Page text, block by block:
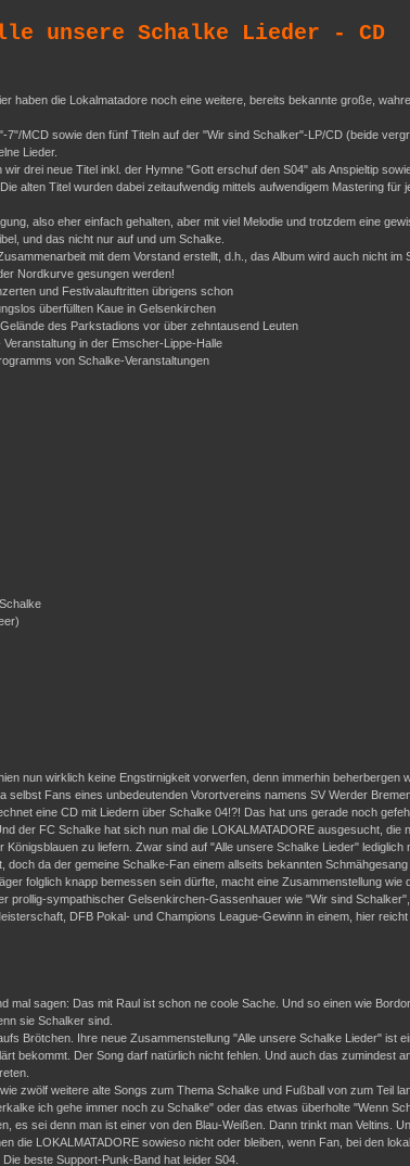
unsere Schalke Lieder - CD
haben die Lokalmatadore noch eine weitere, bereits bekannte große,
MCD sowie den fünf Titeln auf der "Wir sind Schalker"-LP/CD (beide
Lieder.
drei neue Titel inkl. der Hymne "Gott erschuf den S04" als Anspieltip
alten Titel wurden dabei zeitaufwendig mittels aufwendigem Mastering für
also eher einfach gehalten, aber mit viel Melodie und trotzdem eine
und das nicht nur auf und um Schalke.
mit dem Vorstand erstellt, d.h., das Album wird auch nicht
Nordkurve gesungen werden!
und Festivalauftritten übrigens schon
überfüllten Kaue in Gelsenkirchen
des Parkstadions vor über zehntausend Leuten
in der Emscher-Lippe-Halle
von Schalke-Veranstaltungen
nun wirklich keine Engstirnigkeit vorwerfen, denn immerhin beherbergen
selbst Fans eines unbedeutenden Vorortvereins namens SV Werder
eine CD mit Liedern über Schalke 04!?! Das hat uns gerade noch
der FC Schalke hat sich nun mal die LOKALMATADORE ausgesucht,
zu liefern. Zwar sind auf "Alle unsere Schalke Lieder"
da der gemeine Schalke-Fan einem allseits bekannten
folglich knapp bemessen sein dürfte, macht eine Zusammenstellung
prollig-sympathischer Gelsenkirchen-Gassenhauer wie "Wir sind
DFB Pokal- und Champions League-Gewinn in einem, hier
sagen: Das mit Raul ist schon ne coole Sache. Und so einen wie
sie Schalker sind.
Brötchen. Ihre neue Zusammenstellung "Alle unsere Schalke Lieder" ist
bekommt. Der Song darf natürlich nicht fehlen. Und auch das zumindest
zwölf weitere alte Songs zum Thema Schalke und Fußball von zum Teil
ich gehe immer noch zu Schalke" oder das etwas überholte "Wenn
es sei denn man ist einer von den Blau-Weißen. Dann trinkt man Veltins.
die LOKALMATADORE sowieso nicht oder bleiben, wenn Fan, bei den
beste Support-Punk-Band hat leider S04.